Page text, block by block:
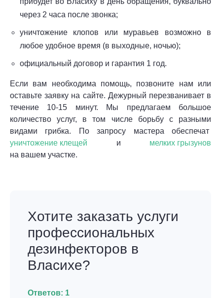
через 2 часа после звонка;
уничтожение клопов или муравьев возможно в
любое удобное время (в выходные, ночью);
официальный договор и гарантия 1 год.
Если вам необходима помощь, позвоните нам или
оставьте заявку на сайте. Дежурный перезванивает в
течение 10-15 минут. Мы предлагаем большое
количество услуг, в том числе борьбу с разными
видами грибка. По запросу мастера обеспечат
уничтожение клещей и мелких грызунов
на вашем участке.
Хотите заказать услуги
профессиональных
дезинфекторов в
Власихе?
Ответов: 1